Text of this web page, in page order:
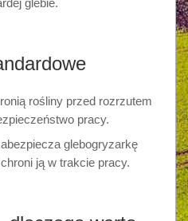
glebie.
rośliny przed rozrzutem
pracy.
glebogryzarkę
ją w trakcie pracy.